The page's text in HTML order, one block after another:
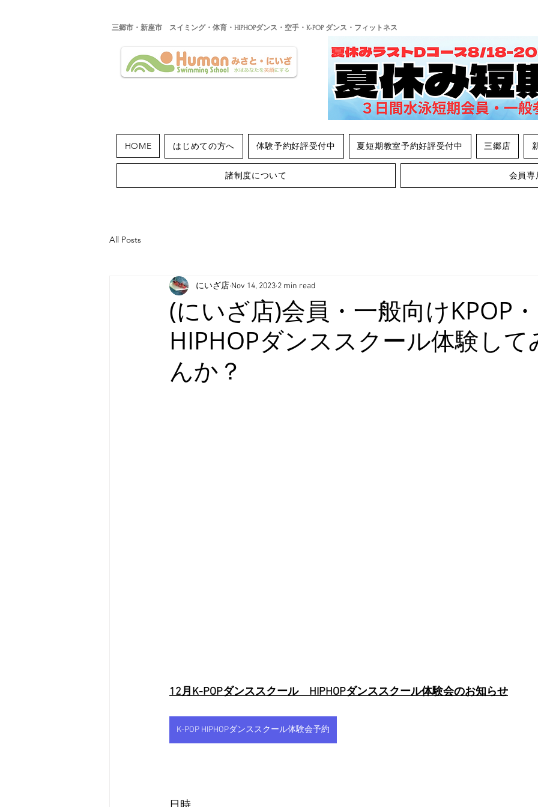
​三郷市・新座市 スイミング・体育・HIPHOPダンス・空手・K-POP ダンス・フィットネス
HOME はじめての方へ 体験予約好評受付中 夏短期教室予約好評受付中 三郷店
諸制度について 会員専
All Posts
(にいざ店)会員・一般向けKPOP・
HIPHOPダンススクール体験して
んか？
にいざ店 Nov 14, 2023 2 min read
12月K-POPダンススクール　HIPHOPダンススクール体験会のお知らせ
K-POP HIPHOPダンススクール体験会予約